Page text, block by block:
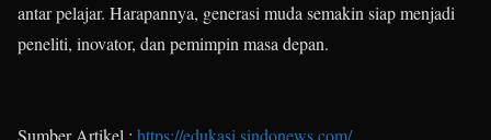
antar pelajar. Harapannya, generasi muda semakin siap menjadi
peneliti, inovator, dan pemimpin masa depan.
Sumber Artikel : https://edukasi.sindonews.com/